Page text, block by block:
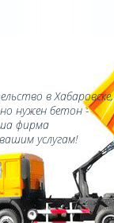
в Хабаровске,
нужен бетон -
фирма
услугам!